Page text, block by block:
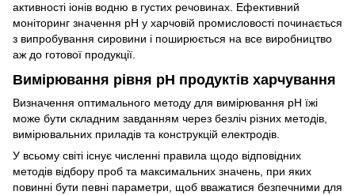
активності іонів водню в густих речовинах. Ефективний
моніторинг значення рН у харчовій промисловості починається
з випробування сировини і поширюється на все виробництво
аж до готової продукції.
Вимірювання рівня рН продуктів харчування
Визначення оптимального методу для вимірювання рН їжі
може бути складним завданням через безліч різних методів,
вимірювальних приладів та конструкцій електродів.
У всьому світі існує численні правила щодо відповідних
методів відбору проб та максимальних значень, при яких
повинні бути певні параметри, щоб вважатися безпечними для